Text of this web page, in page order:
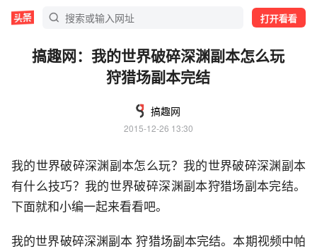
打开看看
搞趣网：我的世界破碎深渊副本怎么玩
狩猎场副本完结
搞趣网
2015-12-26 13:30
我的世界破碎深渊副本怎么玩？我的世界破碎深渊副本
有什么技巧？我的世界破碎深渊副本狩猎场副本完结。
下面就和小编一起来看看吧。
我的世界破碎深渊副本 狩猎场副本完结。本期视频中帕